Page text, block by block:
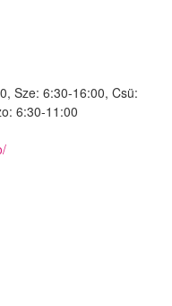
Sze: 6:30-16:00, Csü:
6:30-11:00